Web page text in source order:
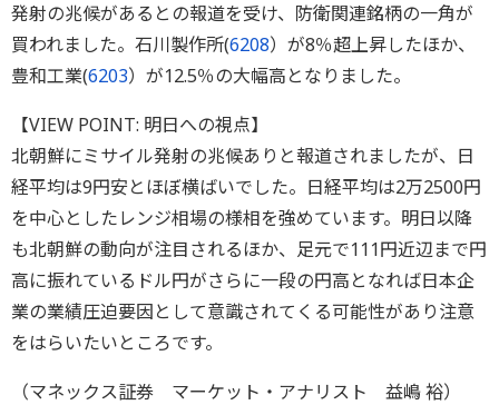
発射の兆候があるとの報道を受け、防衛関連銘柄の一角が
買われました。石川製作所(6208）が8％超上昇したほか、
豊和工業(6203）が12.5％の大幅高となりました。
【VIEW POINT: 明日への視点】
北朝鮮にミサイル発射の兆候ありと報道されましたが、日
経平均は9円安とほぼ横ばいでした。日経平均は2万2500円
を中心としたレンジ相場の様相を強めています。明日以降
も北朝鮮の動向が注目されるほか、足元で111円近辺まで円
高に振れているドル円がさらに一段の円高となれば日本企
業の業績圧迫要因として意識されてくる可能性があり注意
をはらいたいところです。
（マネックス証券 マーケット・アナリスト 益嶋 裕）